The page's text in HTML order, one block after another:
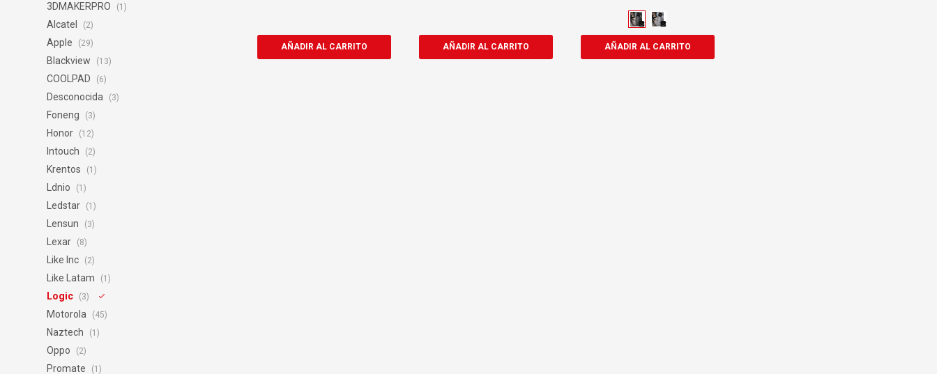
3DMAKERPRO (1)
Alcatel (2)
Apple (29)
Blackview (13)
COOLPAD (6)
Desconocida (3)
Foneng (3)
Honor (12)
Intouch (2)
Krentos (1)
Ldnio (1)
Ledstar (1)
Lensun (3)
Lexar (8)
Like Inc (2)
Like Latam (1)
Logic (3)
Motorola (45)
Naztech (1)
Oppo (2)
Promate (1)